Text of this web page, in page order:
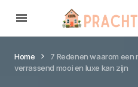
Home
7 Redenen waarom
verrassend mooi en luxe kan zijn